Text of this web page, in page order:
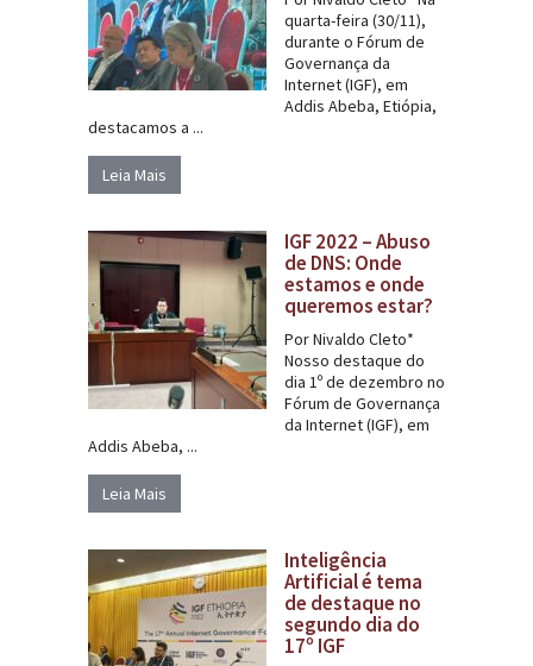
quarta-feira (30/11),
durante o Fórum de
Governança da
Internet (IGF), em
Addis Abeba, Etiópia,
destacamos a ...
Leia Mais
IGF 2022 – Abuso
de DNS: Onde
estamos e onde
queremos estar?
Por Nivaldo Cleto*
Nosso destaque do
dia 1º de dezembro no
Fórum de Governança
da Internet (IGF), em
Addis Abeba, ...
Leia Mais
Inteligência
Artificial é tema
de destaque no
segundo dia do
17º IGF